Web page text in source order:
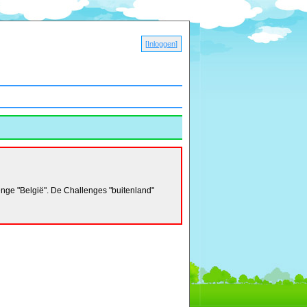
[Inloggen]
"België". De Challenges "buitenland"